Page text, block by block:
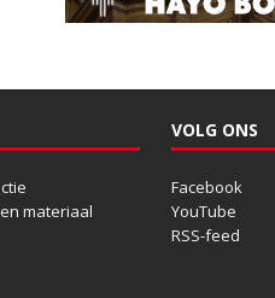
materiaal
VOLG ONS
Facebook
YouTube
RSS-feed